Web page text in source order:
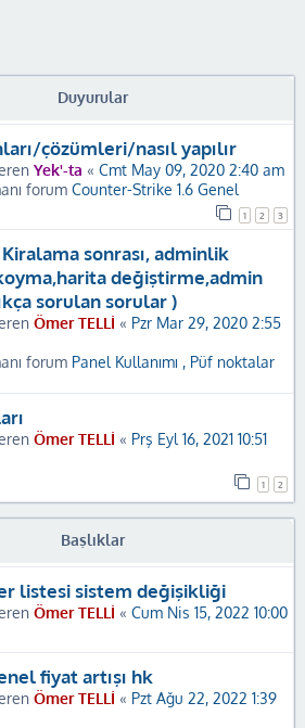
Duyurular
çözümleri/nasıl yapılır
Yek'-ta « Cmt May 09, 2020 2:40 am
forum Counter-Strike 1.6 Genel
1 2 3
Kiralama sonrası, adminlik
değiştirme,admin
sorulan sorular )
Ömer TELLİ « Pzr Mar 29, 2020 2:55
forum Panel Kullanımı , Püf noktalar
Ömer TELLİ « Prş Eyl 16, 2021 10:51
1 2
Başlıklar
listesi sistem değişikliği
Ömer TELLİ « Cum Nis 15, 2022 10:00
fiyat artışı hk
Ömer TELLİ « Pzt Ağu 22, 2022 1:39